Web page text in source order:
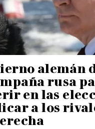
alemán
rusa
en las
a los